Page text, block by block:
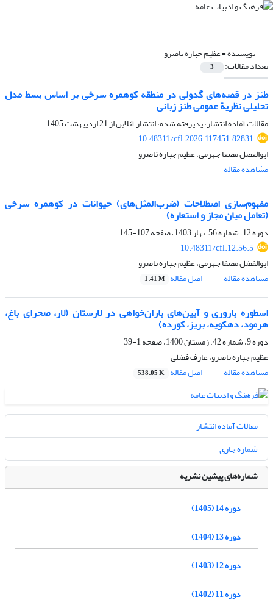
نویسنده =عظیم جباره ناصرو
تعداد مقالات: 3
طنز در قصه‌های گدولی در منطقه کوهمره سرخی بر اساس بسط مدل
تحلیلی نظریة عمومی طنز زبانی
مقالات آماده انتشار، پذیرفته شده، انتشار آنلاین از21 اردیبهشت 1405
10.48311/cfl.2026.117451.82831
ابوالفضل مصفا جهرمی، عظیم جباره ناصرو
مشاهده مقاله
مفهوم‌سازی اصطلاحات (ضرب‌المثل‌های) حیوانات در کوهمره سرخی
(تعامل میان مجاز و استعاره)
دوره 12، شماره 56، بهار 1403، صفحه
107-145
10.48311/cfl.12.56.5
ابوالفضل مصفا جهرمی، عظیم جباره ناصرو
مشاهده مقاله
اصل مقاله 1.41 M
اسطوره‌ باروری و آیین‌های باران‌خواهی در لارستان (لار، صحرای باغ،
هرمود، دهکویه، بریز، کورده)
دوره 9، شماره 42، زمستان 1400، صفحه
1-39
عظیم جباره ناصرو، عارف فضلی
مشاهده مقاله
اصل مقاله 538.05 K
مقالات آماده انتشار
شماره جاری
شماره‌های پیشین نشریه
دوره 14 (1405)
دوره 13 (1404)
دوره 12 (1403)
دوره 11 (1402)